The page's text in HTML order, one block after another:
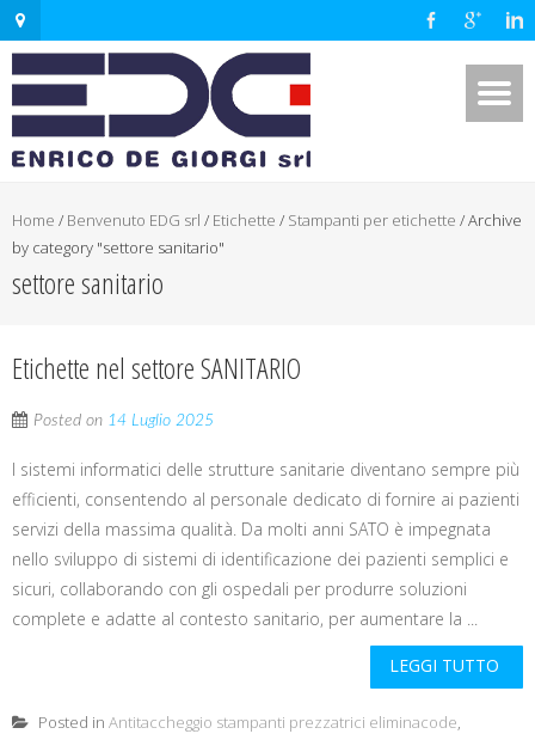
Home / Benvenuto EDG srl / Etichette / Stampanti per etichette /Archive
by category "settore sanitario"
settore sanitario
Etichette nel settore SANITARIO
Posted on 14 Luglio 2025
I sistemi informatici delle strutture sanitarie diventano sempre più
efficienti, consentendo al personale dedicato di fornire ai pazienti
servizi della massima qualità. Da molti anni SATO è impegnata
nello sviluppo di sistemi di identificazione dei pazienti semplici e
sicuri, collaborando con gli ospedali per produrre soluzioni
complete e adatte al contesto sanitario, per aumentare la ...
LEGGI TUTTO
Posted in Antitaccheggio stampanti prezzatrici eliminacode,